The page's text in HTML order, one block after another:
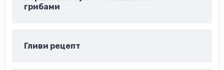
грибами
Гливи рецепт